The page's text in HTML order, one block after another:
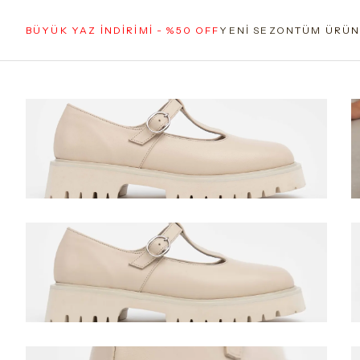
BÜYÜK YAZ İNDİRİMİ - %50 OFF YENİ SEZONTÜM